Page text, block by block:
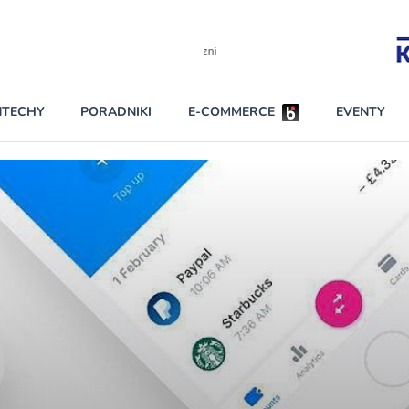
BEZPIECZEŃSTWO
INNI NAPISALI
KONTA
PRAWO
RAPORTY SPECJALNE
Darmowy
darmo przez
Czytaj więcej
PORADNIKI E-COMMERCE EVENTY